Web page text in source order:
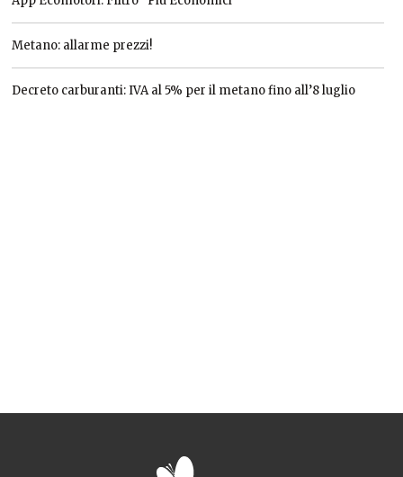
Metano: allarme prezzi!
Decreto carburanti: IVA al 5% per il metano fino all’8 luglio